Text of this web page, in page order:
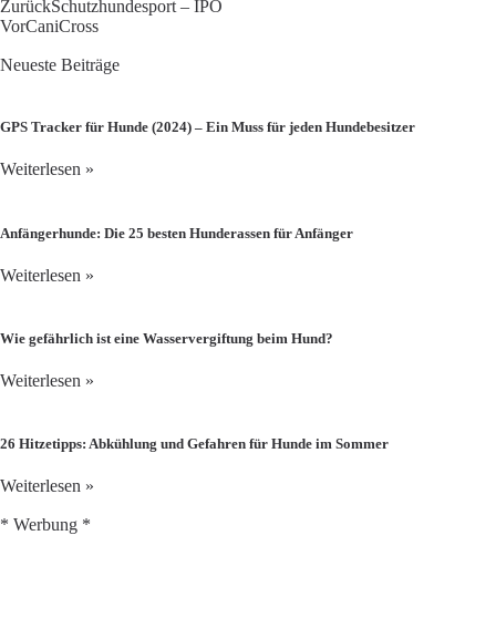
ZurückSchutzhundesport – IPO
VorCaniCross
Neueste Beiträge
GPS Tracker für Hunde (2024) – Ein Muss für jeden Hundebesitzer
Weiterlesen »
Anfängerhunde: Die 25 besten Hunderassen für Anfänger
Weiterlesen »
Wie gefährlich ist eine Wasservergiftung beim Hund?
Weiterlesen »
26 Hitzetipps: Abkühlung und Gefahren für Hunde im Sommer
Weiterlesen »
* Werbung *